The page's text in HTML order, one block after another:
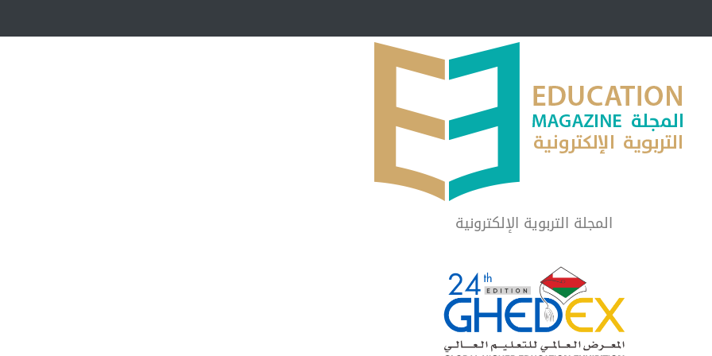
شراكة مجتمعية لمجمع تعليمي بالطائف تستهدف الأيتام وأبناء
الشهداء والمتفوقين
لماذا تعد برامج توعية الأطفال بخصوصية الجسد وقاية لا فضول؟
المجلة التربوية الإلكترونية